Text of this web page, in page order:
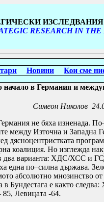
RESEARCH IN
Новини Кои сме
начало в Германия и
Симеон Николов
не бяха изненада.
между Източна и
дясноцентристката
коалиция. Но изглежда
в два варианта: ХДС/ХСС
една по–силна държава.
абсолютно мнозинство от
в Бундестага е както
Левицата -64.